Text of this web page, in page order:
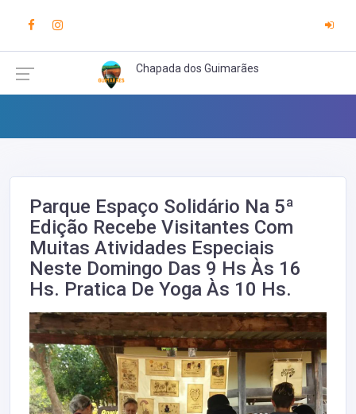
Chapada dos Guimarães
Parque Espaço Solidário Na 5ª
Edição Recebe Visitantes Com
Muitas Atividades Especiais
Neste Domingo Das 9 Hs Às 16
Hs. Pratica De Yoga Às 10 Hs.